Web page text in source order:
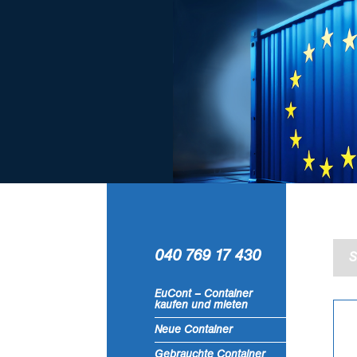
040 769 17 430
EuCont – Container
kaufen und mieten
Neue Container
Gebrauchte Container